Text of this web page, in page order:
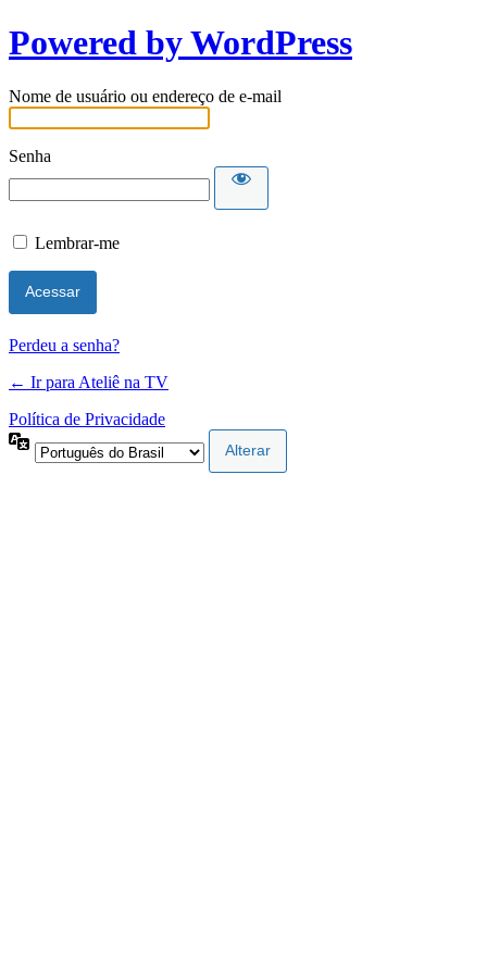
Powered by WordPress
Nome de usuário ou endereço de e-mail
Senha
Lembrar-me
Perdeu a senha?
← Ir para Ateliê na TV
Política de Privacidade